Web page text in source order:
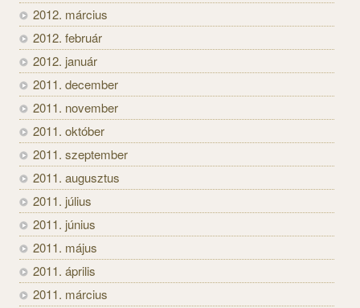
2012. március
2012. február
2012. január
2011. december
2011. november
2011. október
2011. szeptember
2011. augusztus
2011. július
2011. június
2011. május
2011. április
2011. március